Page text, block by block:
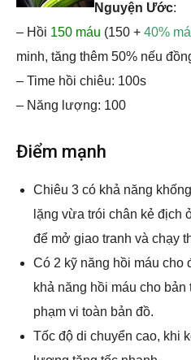
Nguyện Ước:
– Hồi 150 máu (150 + 40%
minh, tăng thêm 50% nếu
– Time hồi chiêu: 100s
– Năng lượng: 100
Điểm mạnh
Chiêu 3 có khả năng
lặng vừa trói chân kẻ địch
để mở giao tranh và chạy
Có 2 kỹ năng hồi máu cho
khả năng hồi máu cho
phạm vi toàn bản đồ.
Tốc độ di chuyển cao, khi